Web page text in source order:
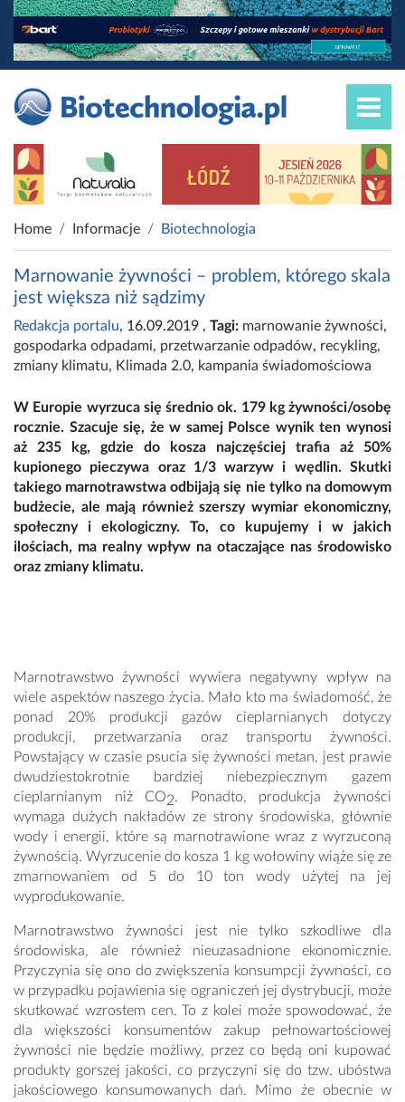
Home Informacje Biotechnologia
Marnowanie żywności – problem, którego skala
jest większa niż sądzimy
Redakcja portalu, 16.09.2019 , Tagi: marnowanie żywności,
gospodarka odpadami, przetwarzanie odpadów, recykling,
zmiany klimatu, Klimada 2.0, kampania świadomościowa
W Europie wyrzuca się średnio ok. 179 kg żywności/osobę
rocznie. Szacuje się, że w samej Polsce wynik ten wynosi
aż 235 kg, gdzie do kosza najczęściej trafia aż 50%
kupionego pieczywa oraz 1/3 warzyw i wędlin. Skutki
takiego marnotrawstwa odbijają się nie tylko na domowym
budżecie, ale mają również szerszy wymiar ekonomiczny,
społeczny i ekologiczny. To, co kupujemy i w jakich
ilościach, ma realny wpływ na otaczające nas środowisko
oraz zmiany klimatu.
Marnotrawstwo żywności wywiera negatywny wpływ na
wiele aspektów naszego życia. Mało kto ma świadomość, że
ponad 20% produkcji gazów cieplarnianych dotyczy
produkcji, przetwarzania oraz transportu żywności.
Powstający w czasie psucia się żywności metan, jest prawie
dwudziestokrotnie bardziej niebezpiecznym gazem
cieplarnianym niż CO2. Ponadto, produkcja żywności
wymaga dużych nakładów ze strony środowiska, głównie
wody i energii, które są marnotrawione wraz z wyrzuconą
żywnością. Wyrzucenie do kosza 1 kg wołowiny wiąże się ze
zmarnowaniem od 5 do 10 ton wody użytej na jej
wyprodukowanie.
Marnotrawstwo żywności jest nie tylko szkodliwe dla
środowiska, ale również nieuzasadnione ekonomicznie.
Przyczynia się ono do zwiększenia konsumpcji żywności, co
w przypadku pojawienia się ograniczeń jej dystrybucji, może
skutkować wzrostem cen. To z kolei może spowodować, że
dla większości konsumentów zakup pełnowartościowej
żywności nie będzie możliwy, przez co będą oni kupować
produkty gorszej jakości, co przyczyni się do tzw. ubóstwa
jakościowego konsumowanych dań. Mimo że obecnie w